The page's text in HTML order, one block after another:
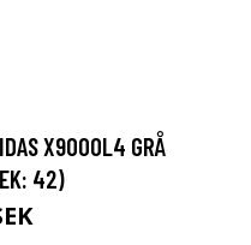
X9000L4 GRÅ
42)